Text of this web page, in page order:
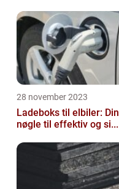
28 november 2023
Ladeboks til elbiler: Din
nøgle til effektiv og si...